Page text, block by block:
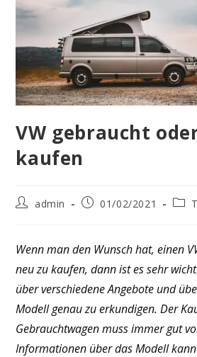
VW gebraucht
kaufen
Beitrags-
admin
Beitrag01/02/2021
Wenn man den Wunsch hat, einen
neu zu kaufen, dann ist es sehr
über verschiedene Angebote und
Modell genau zu erkundigen. Der
Gebrauchtwagen muss immer gut
Informationen über das Modell